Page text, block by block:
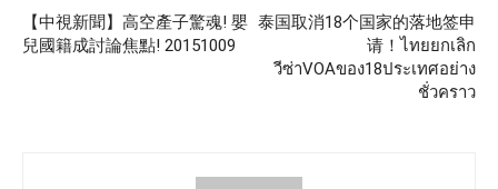
【中視新聞】高空產子驚魂! 嬰
兒國籍成討論焦點! 20151009
泰国取消18个国家的落地签申
请！ไทยยกเลิก
วีซ่าVOAของ18ประเทศอย่าง
ชั่วคราว